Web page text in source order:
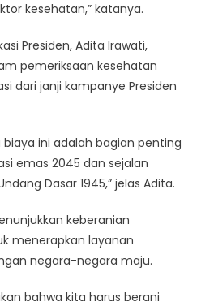
kesehatan,” katanya.
Presiden, Adita Irawati,
pemeriksaan kesehatan
dari janji kampanye Presiden
ini adalah bagian penting
emas 2045 dan sejalan
Dasar 1945,” jelas Adita.
keberanian
menerapkan layanan
negara-negara maju.
bahwa kita harus berani